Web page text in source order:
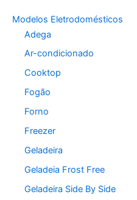
Modelos Eletrodomésticos
Adega
Ar-condicionado
Cooktop
Fogão
Forno
Freezer
Geladeira
Geladeia Frost Free
Geladeira Side By Side